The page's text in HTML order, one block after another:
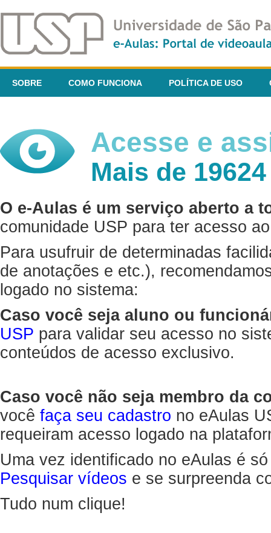
SOBRE COMO FUNCIONA POLÍTICA DE USO
Acesse e
Mais de
O e-Aulas é um serviço aberto a
comunidade USP para ter acesso
Para usufruir de determinadas
de anotações e etc.),
logado no sistema:
Caso você seja aluno ou
USP para validar seu acesso no
conteúdos de acesso exclusivo.
Caso você não seja membro da
você faça seu cadastro no eAulas
requeiram acesso logado na
Uma vez identificado no eAulas é
Pesquisar vídeos e se surpreenda
Tudo num clique!